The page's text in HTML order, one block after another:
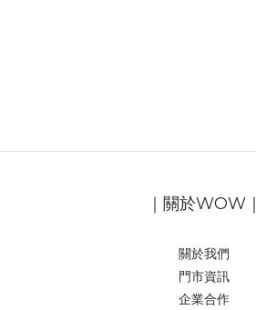
｜關於WOW｜
關於我們
門市資訊
企業合作